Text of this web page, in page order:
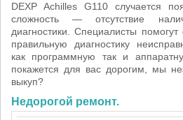
DEXP Achilles G110 случается
сложность — отсутствие
диагностики. Специалисты
правильную диагностику
как программную так и
покажется для вас дорогим, мы
выкуп?
Недорогой ремонт.